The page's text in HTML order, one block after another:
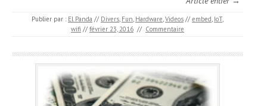
Publier par : El Panda // Divers, Fun, Hardware,Videos // embed, IoT,
wifi // février 23, 2016 // Commentaire